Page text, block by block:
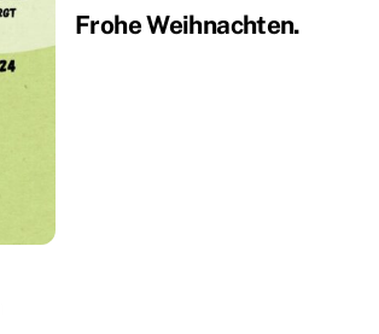
Frohe Weihnachten.